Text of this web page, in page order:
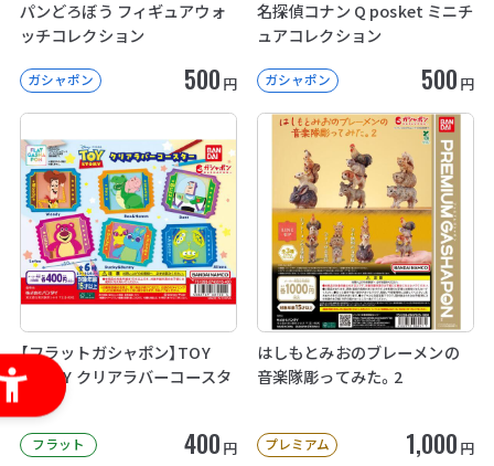
パンどろぼう フィギュアウォ
ッチコレクション
ガシャポン 500 円
名探偵コナン Q posket ミニチ
ュアコレクション
ガシャポン 500 円
【フラットガシャポン】TOY
STORY クリアラバーコースタ
フラット 400 円
はしもとみおのブレーメンの
音楽隊彫ってみた。2
プレミアム 1,000 円